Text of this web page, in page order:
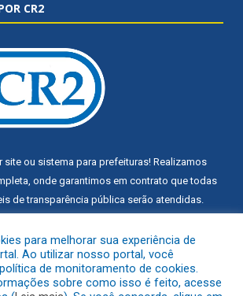
CR2
siteou sistema para prefeituras! Realizamos
onde garantimos em contrato que todas
de transparência pública serão atendidas.
Radar da Transparência Pública
para melhorar sua experiência de
Ao utilizar nosso portal, você
de monitoramento de cookies.
sobre como isso é feito, acesse